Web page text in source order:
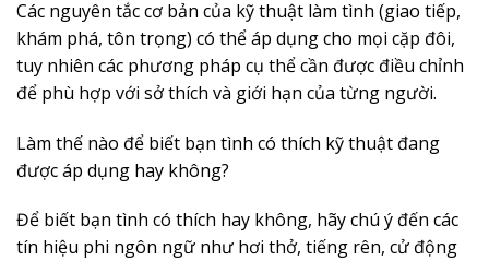
Các nguyên tắc cơ bản của kỹ thuật làm tình (giao tiếp,
khám phá, tôn trọng) có thể áp dụng cho mọi cặp đôi,
tuy nhiên các phương pháp cụ thể cần được điều chỉnh
để phù hợp với sở thích và giới hạn của từng người.
Làm thế nào để biết bạn tình có thích kỹ thuật đang
được áp dụng hay không?
Để biết bạn tình có thích hay không, hãy chú ý đến các
tín hiệu phi ngôn ngữ như hơi thở, tiếng rên, cử động